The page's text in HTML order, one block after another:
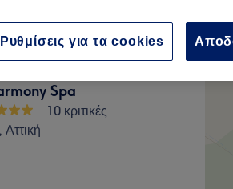
Spa
10 κριτικές
Ρυθμίσεις για τα cookies